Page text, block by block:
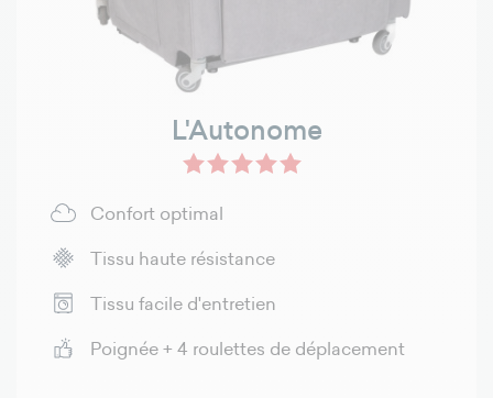
L'Autonome
Confort optimal
Tissu haute résistance
Tissu facile d'entretien
Poignée + 4 roulettes de déplacement